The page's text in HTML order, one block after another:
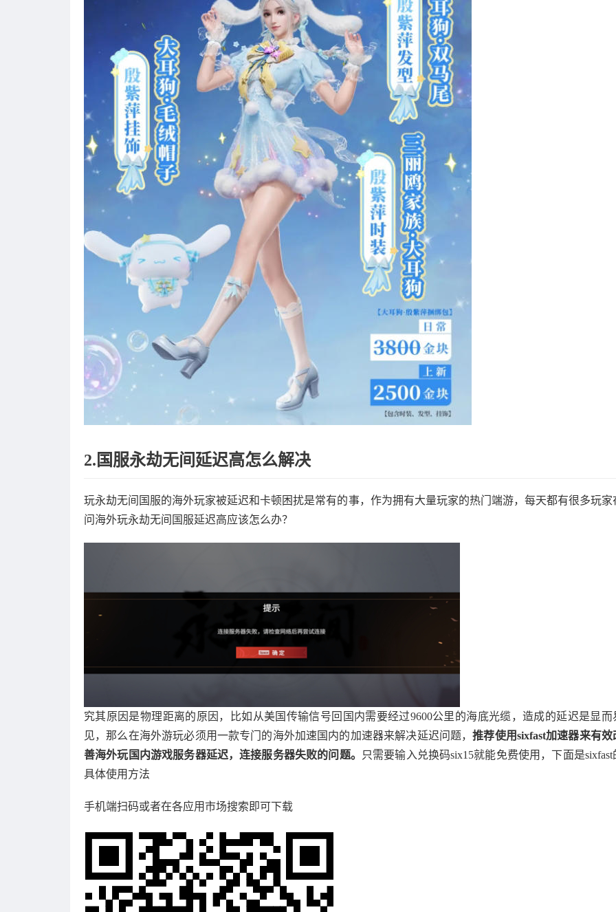
2.国服永劫无间延迟高怎么解决
玩永劫无间国服的海外玩家被延迟和卡顿困扰是常有的事，作为拥有大量玩家的热门端游，每天都有很多玩家
问海外玩永劫无间国服延迟高应该怎么办？
究其原因是物理距离的原因，比如从美国传输信号回国内需要经过9600公里的海底光缆，造成的延迟是显而
见，那么在海外游玩必须用一款专门的海外加速国内的加速器来解决延迟问题，推荐使用sixfast加速器来有效
善海外玩国内游戏服务器延迟，连接服务器失败的问题。
只需要输入兑换码six15就能免费使用，下面是sixfast
具体使用方法
手机端扫码或者在各应用市场搜索即可下载